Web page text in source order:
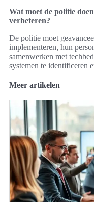
Wat moet de politie
verbeteren?
De politie moet
implementeren, hun
samenwerken met
systemen te identificeren
Meer artikelen